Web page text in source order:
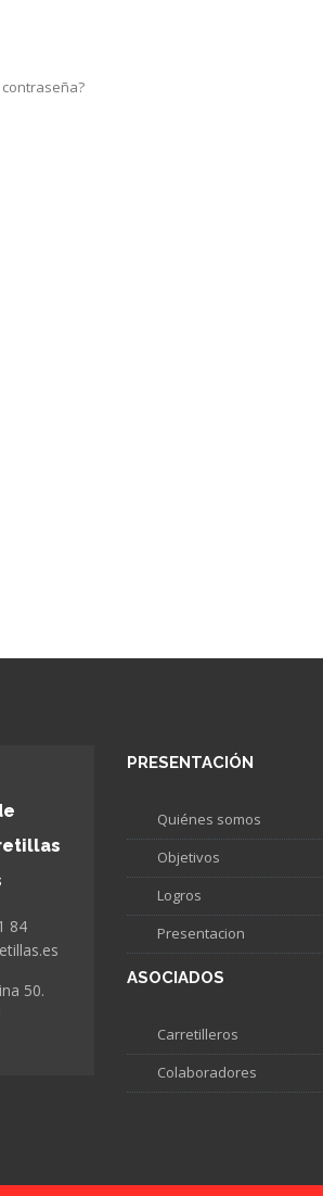
84
50.
PRESENTACIÓN
Quiénes somos
Objetivos
Logros
Presentacion
ASOCIADOS
Carretilleros
Colaboradores